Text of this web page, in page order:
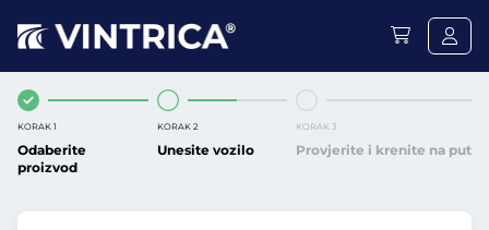
KORAK 1
Odaberite
proizvod
KORAK 2
Unesite vozilo
KORAK 3
Provjerite i krenite na put